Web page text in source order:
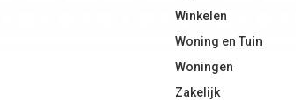
Winkelen
Woning en Tuin
Woningen
Zakelijk